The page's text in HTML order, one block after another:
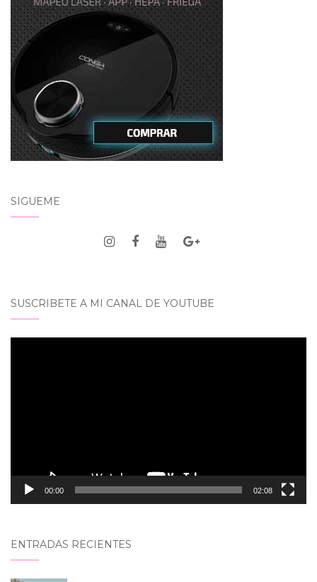
SÍGUEME
SUSCRIBETE A MI CANAL DE YOUTUBE
00:00 02:08
ENTRADAS RECIENTES